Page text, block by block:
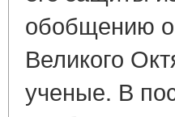
обобщению
Великого
ученые. В